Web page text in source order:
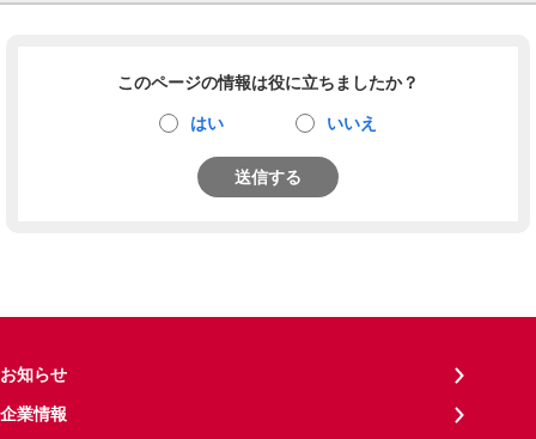
このページの情報は役に立ちましたか？
はい いいえ
送信する
お知らせ
企業情報